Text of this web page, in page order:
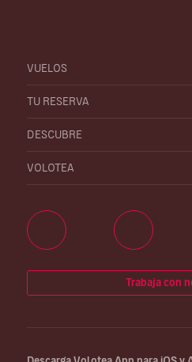
VUELOS
TU RESERVA
DESCUBRE
VOLOTEA
Trabaja con